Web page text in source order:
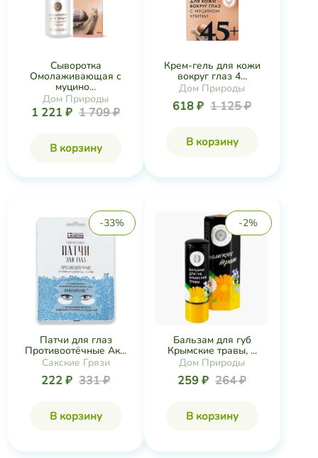
Сыворотка
Омолаживающая с
муцино...
Дом Природы
1 221 ₽ 1 709 ₽
В корзину
Крем-гель для кожи
вокруг глаз 4...
Дом Природы
618 ₽ 1 125 ₽
В корзину
-33%
Патчи для глаз
Противоотёчные Ак...
Сакские Грязи
222 ₽ 331 ₽
В корзину
-2%
Бальзам для губ
Крымские травы, ...
Дом Природы
259 ₽ 264 ₽
В корзину